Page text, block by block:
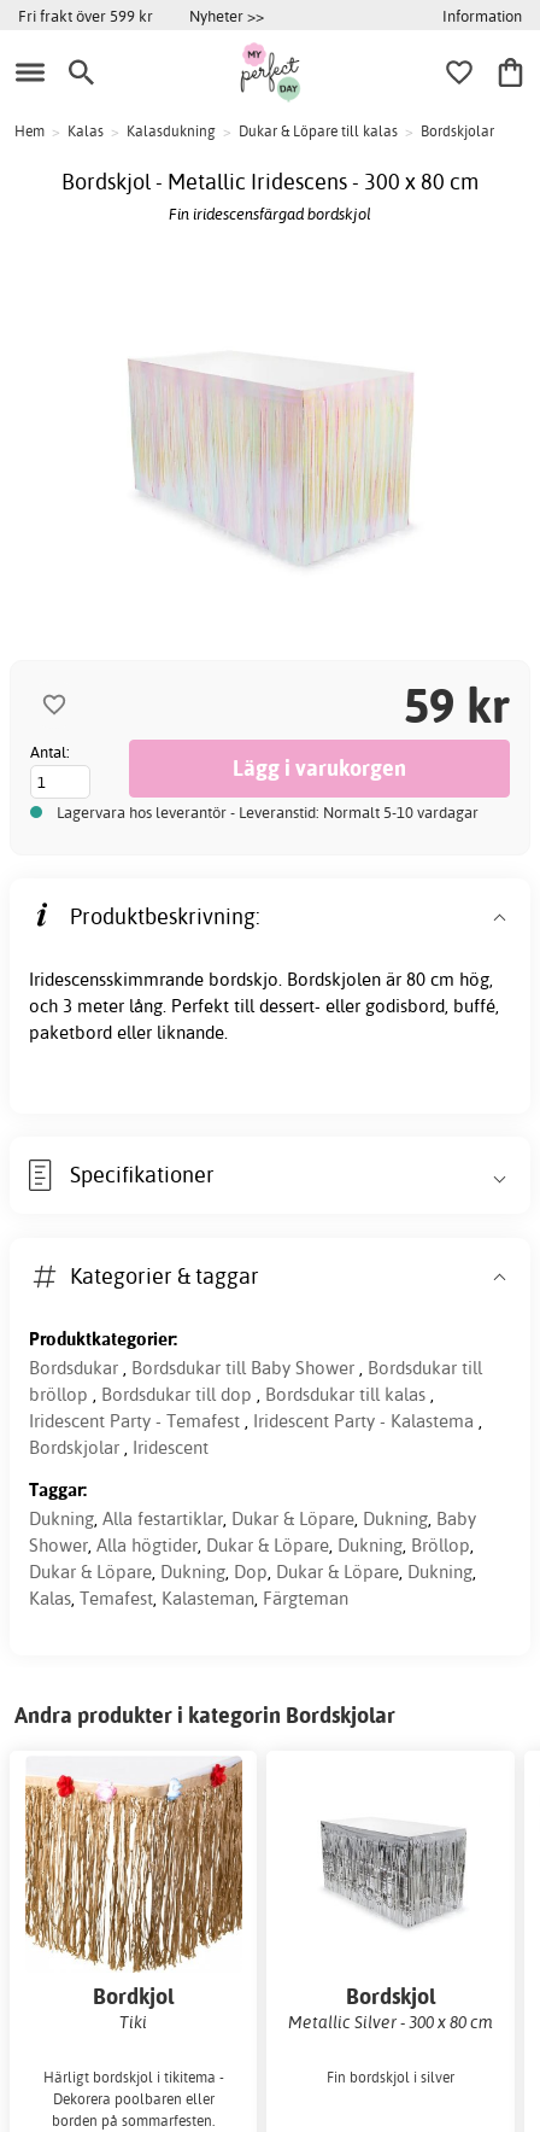
Fri frakt över 599 kr Nyheter >> Information
Hem > Kalas > Kalasdukning > Dukar & Löpare till kalas > Bordskjolar
Bordskjol - Metallic Iridescens - 300 x 80 cm
Fin iridescensfärgad bordskjol
59 kr
Antal:
Lagervara hos leverantör - Leveranstid: Normalt 5-10 vardagar
Produktbeskrivning:
Iridescensskimmrande bordskjo. Bordskjolen är 80 cm hög,
och 3 meter lång. Perfekt till dessert- eller godisbord, buffé,
paketbord eller liknande.
Specifikationer
Kategorier & taggar
Produktkategorier:
Bordsdukar , Bordsdukar till Baby Shower , Bordsdukar till
bröllop , Bordsdukar till dop , Bordsdukar till kalas ,
Iridescent Party - Temafest , Iridescent Party - Kalastema ,
Bordskjolar , Iridescent
Taggar:
Dukning, Alla festartiklar, Dukar & Löpare, Dukning, Baby
Shower, Alla högtider, Dukar & Löpare, Dukning, Bröllop,
Dukar & Löpare, Dukning, Dop, Dukar & Löpare, Dukning,
Kalas, Temafest, Kalasteman, Färgteman
Andra produkter i kategorin Bordskjolar
Bordkjol
Tiki
Härligt bordskjol i tikitema -
Dekorera poolbaren eller
borden på sommarfesten.
Bordskjol
Metallic Silver - 300 x 80 cm
Fin bordskjol i silver